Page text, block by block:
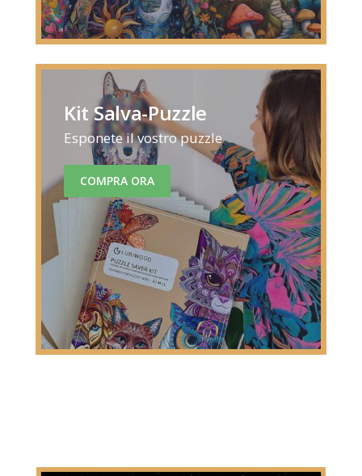
Kit Salva-Puzzle
Esponete il vostro puzzle
COMPRA ORA